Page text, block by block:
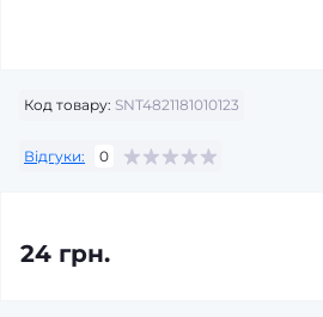
Код товару: SNT4821181010123
Відгуки: 0
24 грн.